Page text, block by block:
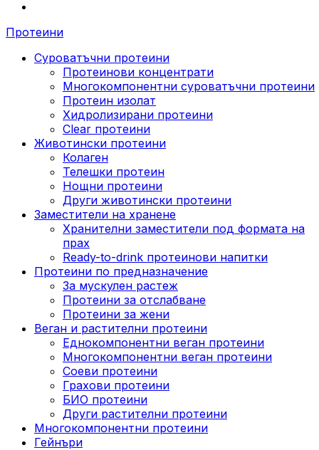
Протеини
Суроватъчни протеини
Протеинови концентрати
Многокомпонентни суроватъчни протеини
Протеин изолат
Хидролизирани протеини
Clear протеини
Животински протеини
Колаген
Телешки протеин
Нощни протеини
Други животински протеини
Заместители на хранене
Хранителни заместители под формата на
прах
Ready-to-drink протеинови напитки
Протеини по предназначение
За мускулен растеж
Протеини за отслабване
Протеини за жени
Веган и растителни протеини
Еднокомпонентни веган протеини
Многокомпонентни веган протеини
Соеви протеини
Грахови протеини
БИО протеини
Други растителни протеини
Многокомпонентни протеини
Гейнъри